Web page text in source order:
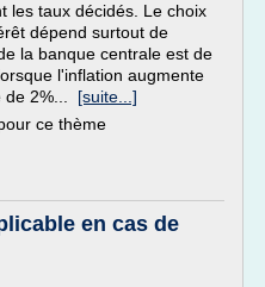
les taux décidés. Le choix
dépend surtout de
la banque centrale est de
l'inflation augmente
de 2%... [suite...]
ce thème
en cas de